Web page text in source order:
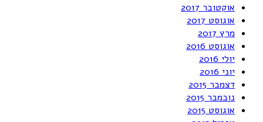
אוקטובר 2017
אוגוסט 2017
מרץ 2017
אוגוסט 2016
יולי 2016
יוני 2016
דצמבר 2015
נובמבר 2015
אוגוסט 2015